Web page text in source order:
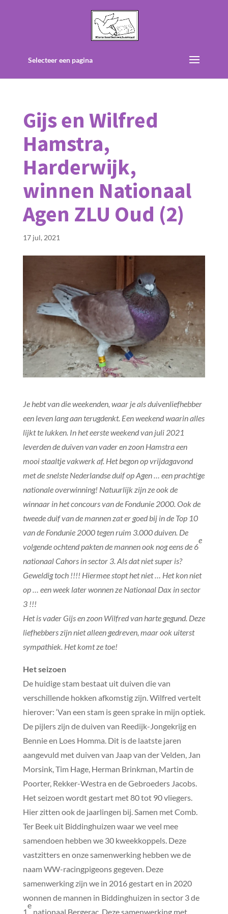
Selecteer een pagina
Gijs en Wilfred
Hamstra,
Harderwijk,
winnen Nationaal
Agen ZLU Oud (2)
17 jul, 2021
Je hebt van die weekenden, waar je als duivenliefhebber
een leven lang aan terugdenkt. Een weekend waarin alles
lijkt te lukken. In het eerste weekend van juli 2021
leverden de duiven van vader en zoon Hamstra een
mooi staaltje vakwerk af. Het begon op vrijdagavond
met de snelste Nederlandse duif op Agen … een prachtige
nationale overwinning! Natuurlijk zijn ze ook de
winnaar in het concours van de Fondunie 2000. Ook de
tweede duif van de mannen zat er goed bij in de Top 10
van de Fondunie 2000 tegen ruim 3.000 duiven. De
volgende ochtend pakten de mannen ook nog eens de 6
e
nationaal Cahors in sector 3. Als dat niet super is?
Geweldig toch !!!! Hiermee stopt het niet … Het kon niet
op … een week later wonnen ze Nationaal Dax in sector
3 !!!
Het is vader Gijs en zoon Wilfred van harte gegund. Deze
liefhebbers zijn niet alleen gedreven, maar ook uiterst
sympathiek. Het komt ze toe!
Het seizoen
De huidige stam bestaat uit duiven die van
verschillende hokken afkomstig zijn. Wilfred vertelt
hierover: ‘Van een stam is geen sprake in mijn optiek.
De pijlers zijn de duiven van Reedijk-Jongekrijg en
Bennie en Loes Homma. Dit is de laatste jaren
aangevuld met duiven van Jaap van der Velden, Jan
Morsink, Tim Hage, Herman Brinkman, Martin de
Poorter, Rekker-Westra en de Gebroeders Jacobs.
Het seizoen wordt gestart met 80 tot 90 vliegers.
Hier zitten ook de jaarlingen bij. Samen met Comb.
Ter Beek uit Biddinghuizen waar we veel mee
samendoen hebben we 30 kweekkoppels. Deze
vastzitters en onze samenwerking hebben we de
naam WW-racingpigeons gegeven. Deze
samenwerking zijn we in 2016 gestart en in 2020
wonnen de mannen in Biddinghuizen in sector 3 de
1
e
nationaal Bergerac. Deze samenwerking met